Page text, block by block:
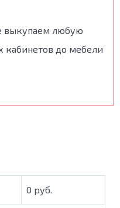
выкупаем любую
кабинетов до мебели
0 руб.